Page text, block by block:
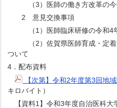
（3）医師の働き方改革の今
2 意見交換事項
（1）医師臨床研修の令和4年
（2）佐賀県医師育成・定着
ついて
4．配布資料
【次第】令和2年度第3回地
キロバイト）
【資料1】令和3年度自治医科大